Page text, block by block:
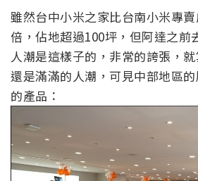
雖然台中小米之家比台南小米專
倍，佔地超過100坪，但阿達之前
人潮是這樣子的，非常的誇張，
還是滿滿的人潮，可見中部地區
的產品：